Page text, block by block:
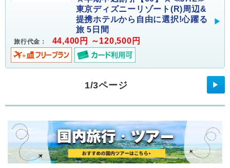
東京ディズニーリゾート(R)周辺&
提携ホテルから自由に選択!心躍る
旅 5日間
旅行代金： 44,400円 ～120,500円
1/3ページ ▶